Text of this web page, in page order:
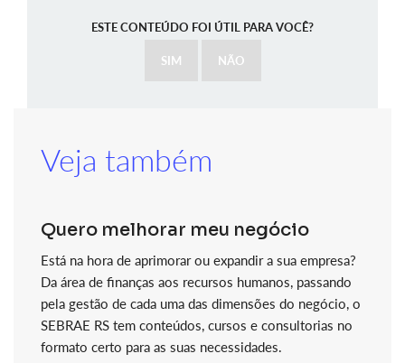
ESTE CONTEÚDO FOI ÚTIL PARA VOCÊ?
SIM NÃO
Veja também
Quero melhorar meu negócio
Está na hora de aprimorar ou expandir a sua empresa?
Da área de finanças aos recursos humanos, passando
pela gestão de cada uma das dimensões do negócio, o
SEBRAE RS tem conteúdos, cursos e consultorias no
formato certo para as suas necessidades.